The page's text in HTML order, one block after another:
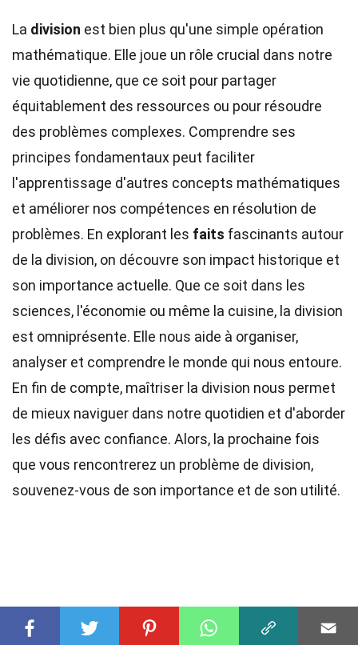
La division est bien plus qu'une simple opération
mathématique. Elle joue un rôle crucial dans notre
vie quotidienne, que ce soit pour partager
équitablement des ressources ou pour résoudre
des problèmes complexes. Comprendre ses
principes fondamentaux peut faciliter
l'apprentissage d'autres concepts mathématiques
et améliorer nos compétences en résolution de
problèmes. En explorant les faits fascinants autour
de la division, on découvre son impact historique et
son importance actuelle. Que ce soit dans les
sciences, l'économie ou même la cuisine, la division
est omniprésente. Elle nous aide à organiser,
analyser et comprendre le monde qui nous entoure.
En fin de compte, maîtriser la division nous permet
de mieux naviguer dans notre quotidien et d'aborder
les défis avec confiance. Alors, la prochaine fois
que vous rencontrerez un problème de division,
souvenez-vous de son importance et de son utilité.